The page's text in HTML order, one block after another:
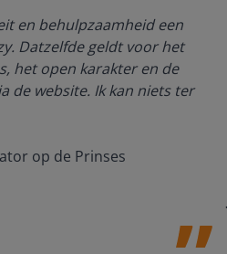
en behulpzaamheid een
Datzelfde geldt voor het
het open karakter en de
de website. Ik kan niets ter
op de Prinses